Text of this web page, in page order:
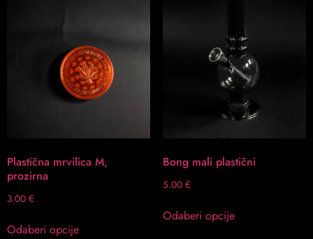
Plastična mrvilica M,
prozirna
3.00 €
Odaberi opcije
Bong mali plastični
5.00 €
Odaberi opcije